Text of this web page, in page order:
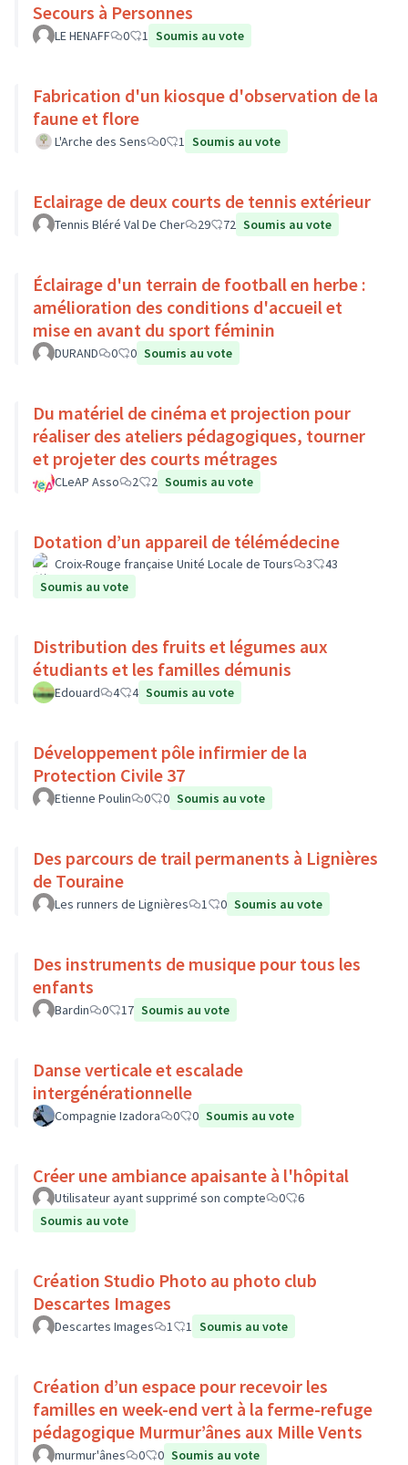
Secours à Personnes
LE HENAFF 0 1 Soumis au vote
Fabrication d'un kiosque d'observation de la
faune et flore
L'Arche des Sens 0 1 Soumis au vote
Eclairage de deux courts de tennis extérieur
Tennis Bléré Val De Cher 29 72 Soumis au vote
Éclairage d'un terrain de football en herbe :
amélioration des conditions d'accueil et
mise en avant du sport féminin
DURAND 0 0 Soumis au vote
Du matériel de cinéma et projection pour
réaliser des ateliers pédagogiques, tourner
et projeter des courts métrages
CLeAP Asso 2 2 Soumis au vote
Dotation d’un appareil de télémédecine
Croix-Rouge française Unité Locale de Tours 3
43
Soumis au vote
Distribution des fruits et légumes aux
étudiants et les familles démunis
Edouard 4 4 Soumis au vote
Développement pôle infirmier de la
Protection Civile 37
Etienne Poulin 0 0 Soumis au vote
Des parcours de trail permanents à Lignières
de Touraine
Les runners de Lignières 1 0 Soumis au vote
Des instruments de musique pour tous les
enfants
Bardin 0 17 Soumis au vote
Danse verticale et escalade
intergénérationnelle
Compagnie Izadora 0 0 Soumis au vote
Créer une ambiance apaisante à l'hôpital
Utilisateur ayant supprimé son compte 0
6
Soumis au vote
Création Studio Photo au photo club
Descartes Images
Descartes Images 1 1 Soumis au vote
Création d’un espace pour recevoir les
familles en week-end vert à la ferme-refuge
pédagogique Murmur’ânes aux Mille Vents
murmur'ânes 0 0 Soumis au vote